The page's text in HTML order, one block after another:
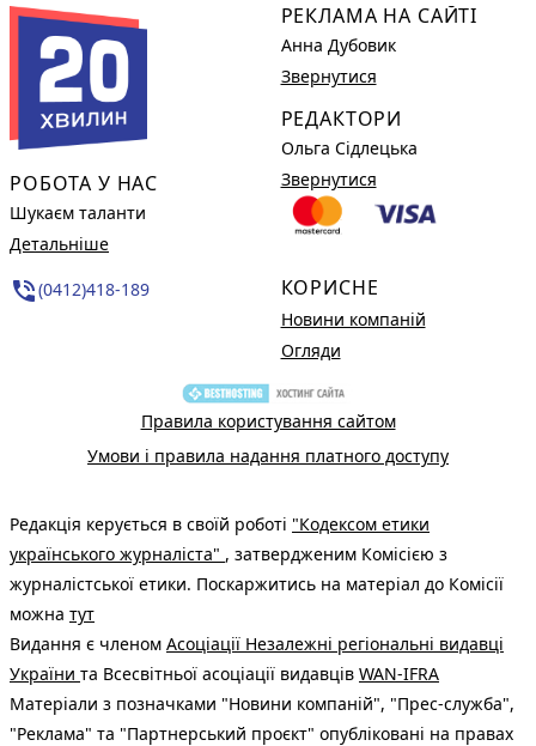
РОБОТА У НАС
Шукаєм таланти
Детальніше
phone_in_talk(0412)418-189
РЕКЛАМА НА САЙТІ
Анна Дубовик
Звернутися
РЕДАКТОРИ
Ольга Сідлецька
Звернутися
КОРИСНЕ
Новини компаній
Огляди
Правила користування сайтом
Умови і правила надання платного доступу
Редакція керується в своїй роботі "Кодексом етики
українського журналіста" , затвердженим Комісією з
журналістської етики. Поскаржитись на матеріал до Комісії
можна тут
Видання є членом Асоціації Незалежні регіональні видавці
України та Всесвітньої асоціації видавців WAN-IFRA
Матеріали з позначками "Новини компаній", "Прес-служба",
"Реклама" та "Партнерський проєкт" опубліковані на правах